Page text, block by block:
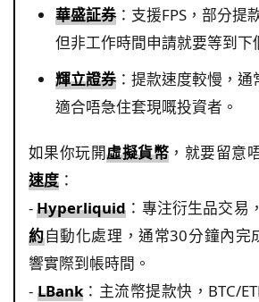
華盛証券：支援FPS，部分提
但非工作時間申請就要等到下
輝立證券：提款速度較慢，通
適合唔急住套現嘅投資者。
如果你玩開虛擬貨幣 ，就要留意
速度 ：
-Hyperliquid ：專注衍生品交易
約自動化處理，通常30分鐘內完
響實際到帳時間。
- LBank：主流幣提款快，BTC/